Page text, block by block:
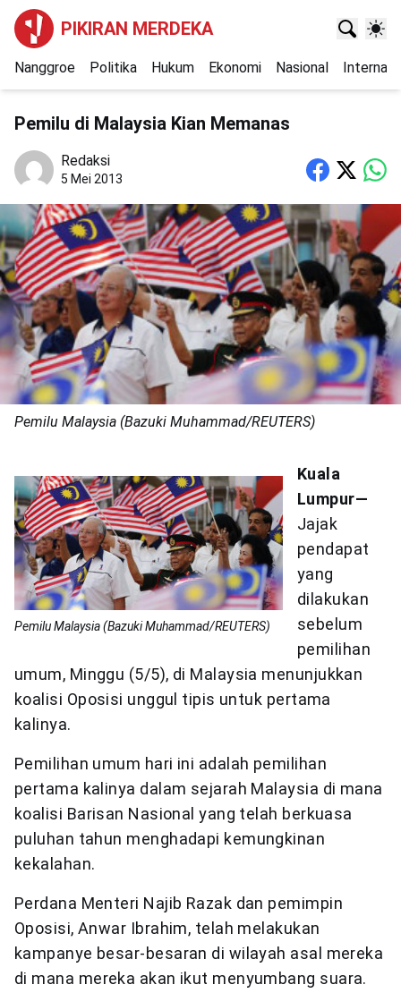
PIKIRAN MERDEKA
Nanggroe Politika Hukum Ekonomi Nasional
Pemilu di Malaysia Kian Memanas
Redaksi
5 Mei 2013
Pemilu Malaysia (Bazuki Muhammad/REUTERS)
Pemilu Malaysia (Bazuki Muhammad/REUTERS)
Kuala
Lumpur—
Jajak
pendapat
yang
dilakukan
sebelum
pemilihan
umum, Minggu (5/5), di Malaysia menunjukkan
koalisi Oposisi unggul tipis untuk pertama
kalinya.
Pemilihan umum hari ini adalah pemilihan
pertama kalinya dalam sejarah Malaysia di mana
koalisi Barisan Nasional yang telah berkuasa
puluhan tahun menghadapi kemungkinan
kekalahan.
Perdana Menteri Najib Razak dan pemimpin
Oposisi, Anwar Ibrahim, telah melakukan
kampanye besar-besaran di wilayah asal mereka
di mana mereka akan ikut menyumbang suara.